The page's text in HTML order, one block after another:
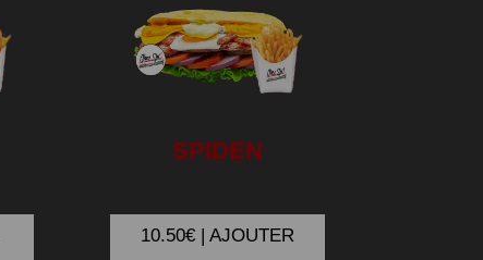
SPIDEN
10.50€ | AJOUTER